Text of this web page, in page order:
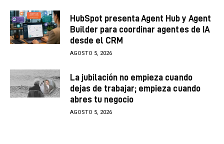
HubSpot presenta Agent Hub y Agent
Builder para coordinar agentes de IA
desde el CRM
AGOSTO 5, 2026
La jubilación no empieza cuando
dejas de trabajar; empieza cuando
abres tu negocio
AGOSTO 5, 2026